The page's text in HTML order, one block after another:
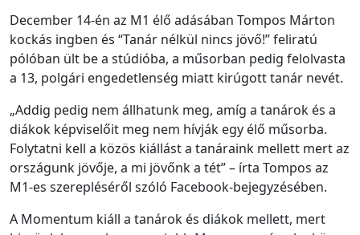
December 14-én az M1 élő adásában Tompos Márton
kockás ingben és “Tanár nélkül nincs jövő!” feliratú
pólóban ült be a stúdióba, a műsorban pedig felolvasta
a 13, polgári engedetlenség miatt kirúgott tanár nevét.
„Addig pedig nem állhatunk meg, amíg a tanárok és a
diákok képviselőit meg nem hívják egy élő műsorba.
Folytatni kell a közös kiállást a tanáraink mellett mert az
országunk jövője, a mi jövőnk a tét” – írta Tompos az
M1-es szerepléséről szóló Facebook-bejegyzésében.
A Momentum kiáll a tanárok és diákok mellett, mert